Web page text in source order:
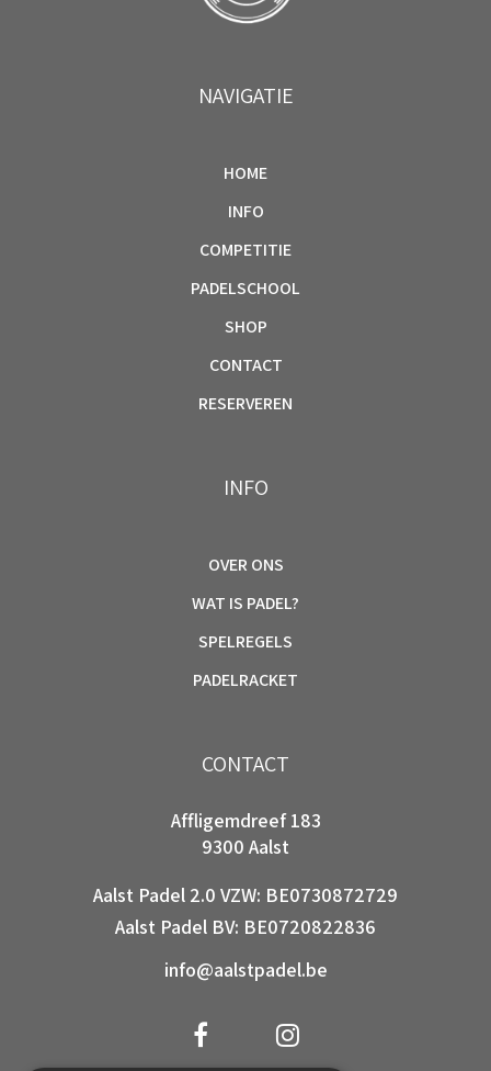
NAVIGATIE
HOME
INFO
COMPETITIE
PADELSCHOOL
SHOP
CONTACT
RESERVEREN
INFO
OVER ONS
WAT IS PADEL?
SPELREGELS
PADELRACKET
CONTACT
Affligemdreef 183
9300 Aalst
Aalst Padel 2.0 VZW: BE0730872729
Aalst Padel BV: BE0720822836
info@aalstpadel.be